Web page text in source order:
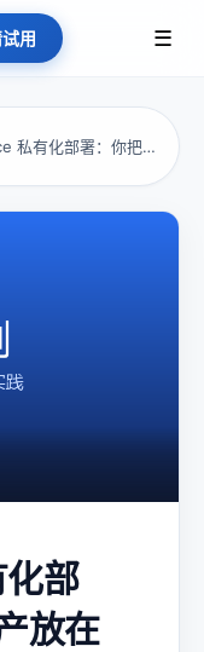
用 ☰
bytedance 私有化部署：你把核心资产...
部
放在